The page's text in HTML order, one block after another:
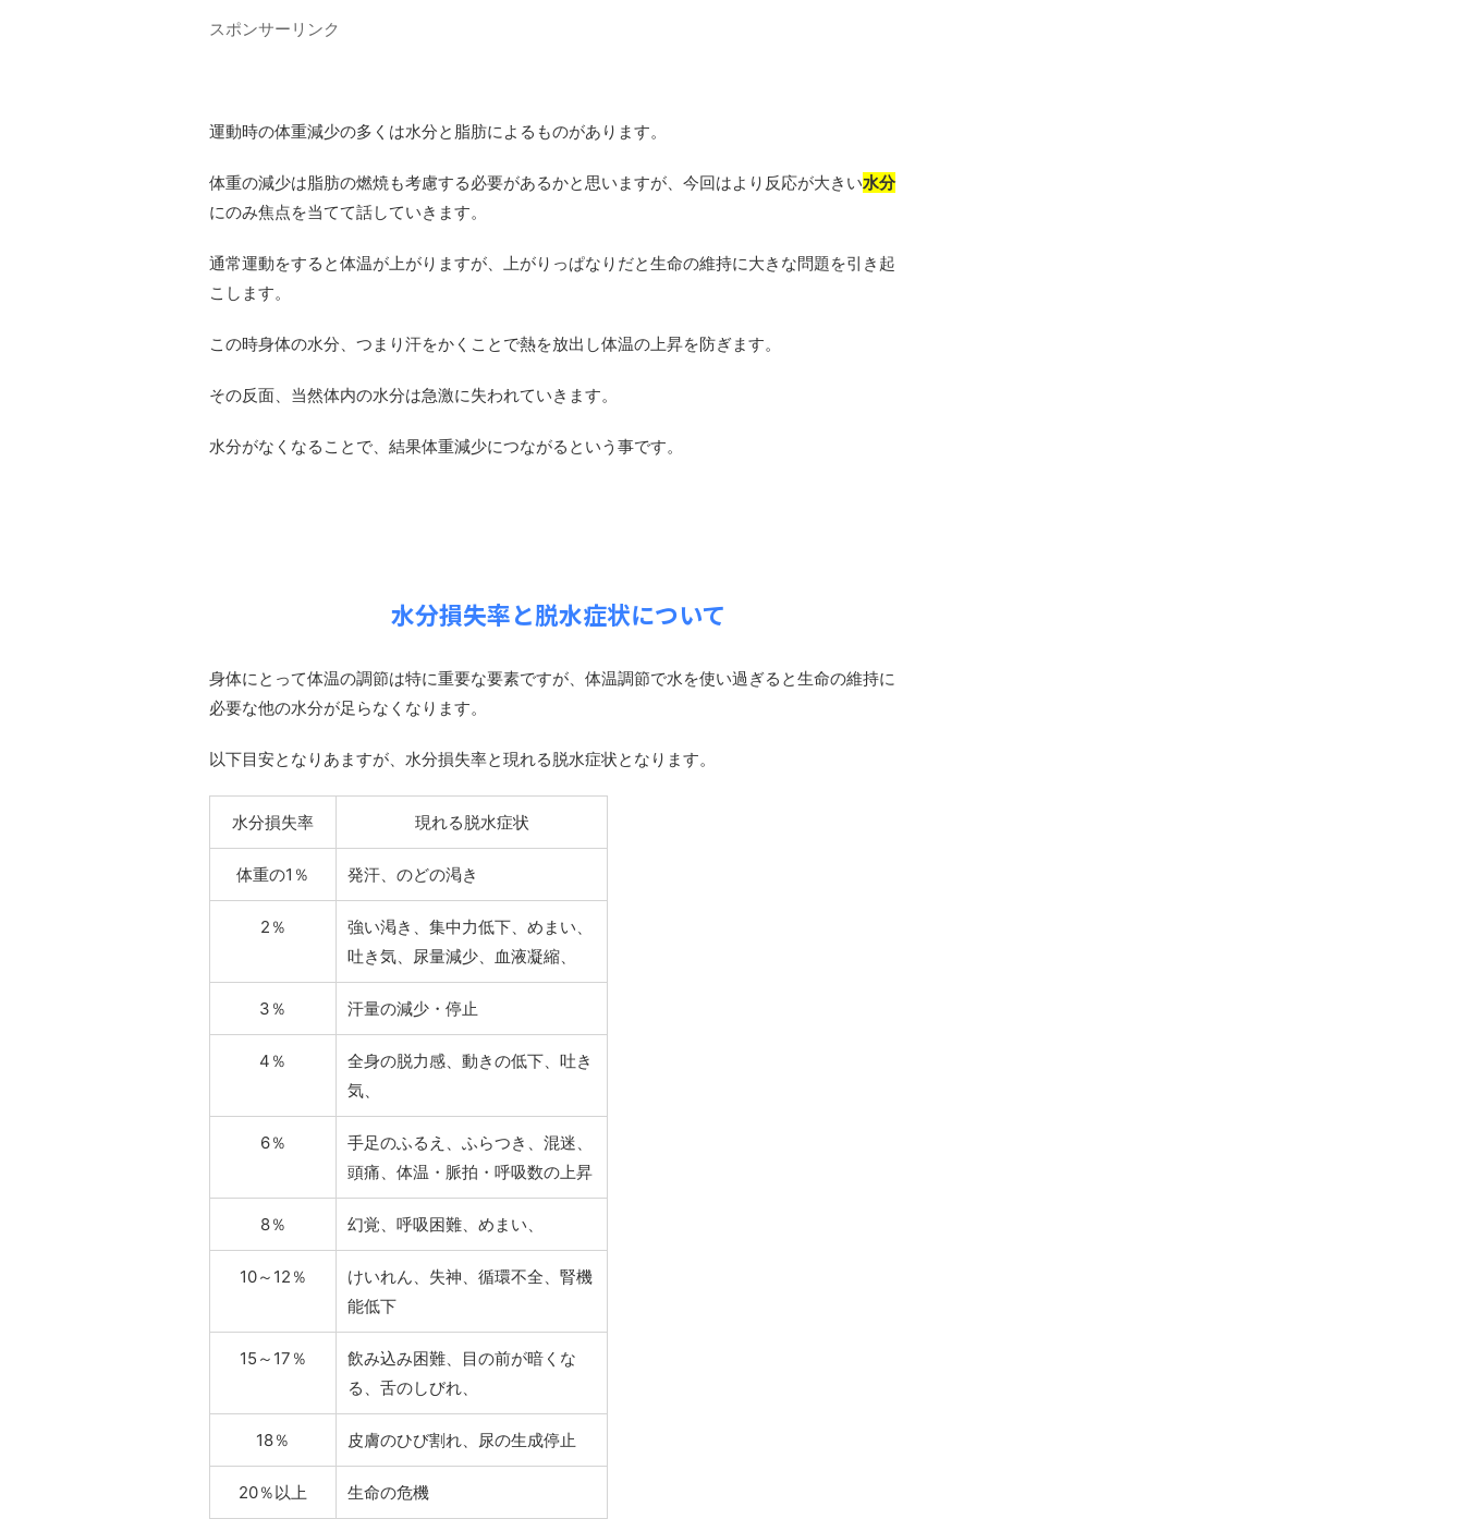
スポンサーリンク
運動時の体重減少の多くは水分と脂肪によるものがあります。
体重の減少は脂肪の燃焼も考慮する必要があるかと思いますが、今回はより反応が大きい水分
にのみ焦点を当てて話していきます。
通常運動をすると体温が上がりますが、上がりっぱなりだと生命の維持に大きな問題を引き起
こします。
この時身体の水分、つまり汗をかくことで熱を放出し体温の上昇を防ぎます。
その反面、当然体内の水分は急激に失われていきます。
水分がなくなることで、結果体重減少につながるという事です。
水分損失率と脱水症状について
身体にとって体温の調節は特に重要な要素ですが、体温調節で水を使い過ぎると生命の維持に
必要な他の水分が足らなくなります。
以下目安となりあますが、水分損失率と現れる脱水症状となります。
水分損失率 現れる脱水症状
体重の1％ 発汗、のどの渇き
2％
強い渇き、集中力低下、めまい、
吐き気、尿量減少、血液凝縮、
3％ 汗量の減少・停止
4％
全身の脱力感、動きの低下、吐き
気、
6％
手足のふるえ、ふらつき、混迷、
頭痛、体温・脈拍・呼吸数の上昇
8％ 幻覚、呼吸困難、めまい、
10～12％
けいれん、失神、循環不全、腎機
能低下
15～17％
飲み込み困難、目の前が暗くな
る、舌のしびれ、
18％ 皮膚のひび割れ、尿の生成停止
20％以上 生命の危機